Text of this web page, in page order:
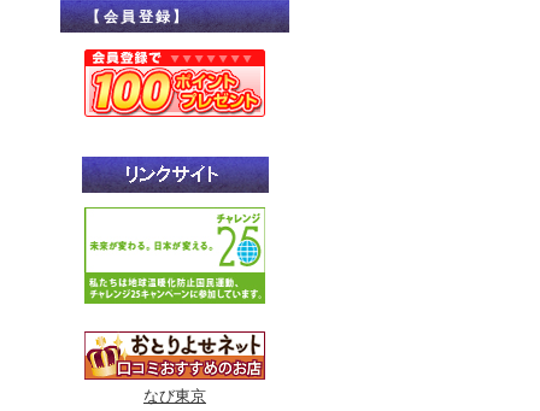
【会員登録】
なび東京